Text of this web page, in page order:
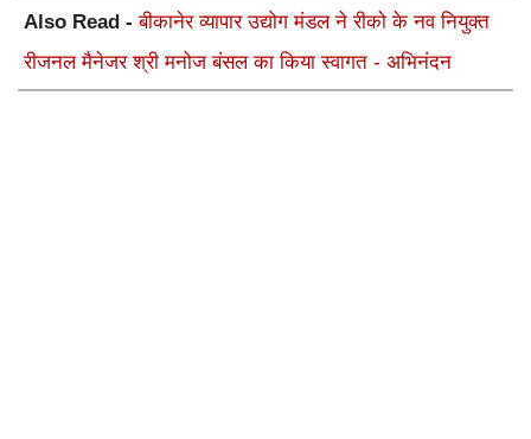
Also Read -बीकानेर व्यापार उद्योग मंडल ने रीको के नव नियुक्त
रीजनल मैनेजर श्री मनोज बंसल का किया स्वागत - अभिनंदन